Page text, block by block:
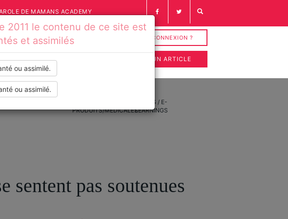
DE MAMANS ACADEMY
INSCRIPTION / CONNEXION ?
SOUMETTRE UN ARTICLE
PRODUITS/MÉDICALES
VIDÉOS / E-
LEARNINGS
sentent pas soutenues
2011 le contenu de ce site est
et assimilés
ou assimilé.
ou assimilé.